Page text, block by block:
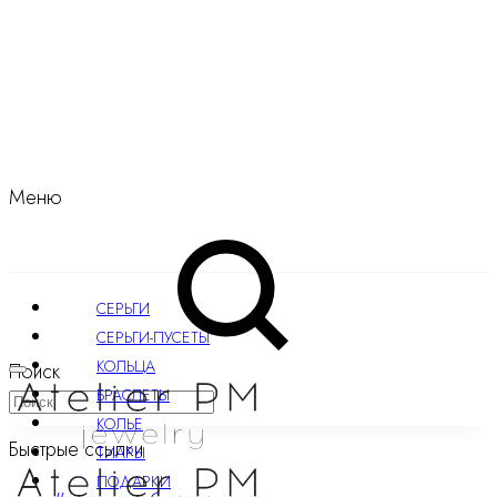
Меню
Поиск
Быстрые ссылки
СЕРЬГИ
СЕРЬГИ-ПУСЕТЫ
КОЛЬЦА
БРАСЛЕТЫ
КОЛЬЕ
ТИАРЫ
ПОДАРКИ